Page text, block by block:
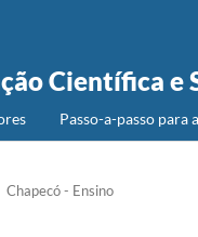
Científica e
Passo-a-passo para
Chapecó - Ensino